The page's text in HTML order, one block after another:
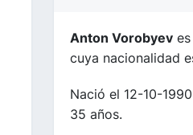
Anton Vorobyev
cuya nacionalidad
Nació el 12-10-
35 años.